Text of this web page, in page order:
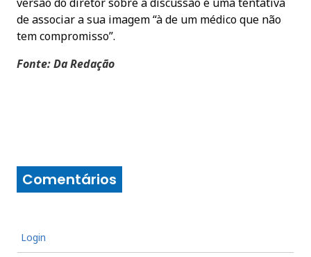
de associar a sua imagem “à de um médico que não
tem compromisso”.
Fonte: Da Redação
Comentários
Login